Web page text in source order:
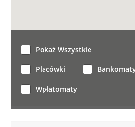
Pokaż Wszystkie
Placówki
Wpłatomaty